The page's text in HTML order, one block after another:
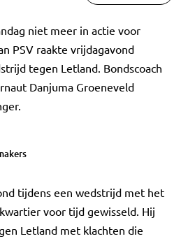
niet meer in actie voor
PSV raakte vrijdagavond
tegen Letland. Bondscoach
Danjuma Groeneveld
tijdens een wedstrijd met het
voor tijd gewisseld. Hij
Letland met klachten die